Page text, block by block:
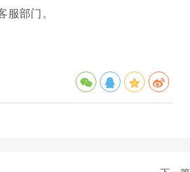
部门。